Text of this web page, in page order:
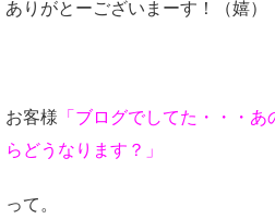
ありがとーございまーす！（嬉）
お客様 「ブログでしてた・・・
らどうなります？」
って。